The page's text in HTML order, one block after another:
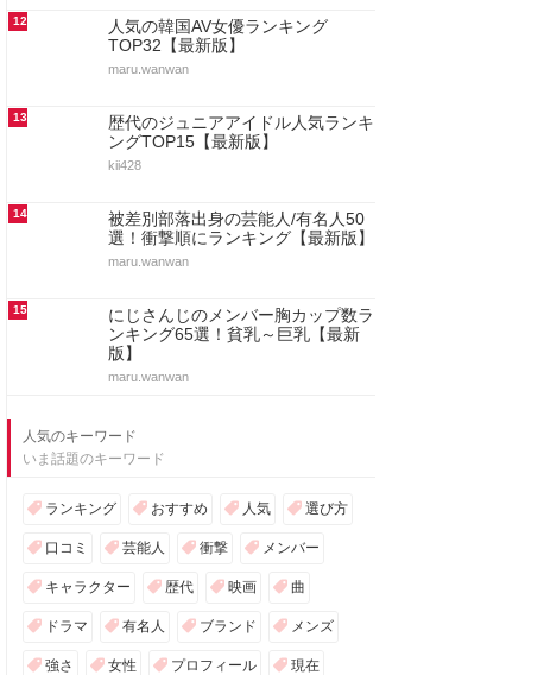
12
人気の韓国AV女優ランキング
TOP32【最新版】
maru.wanwan
13
歴代のジュニアアイドル人気ランキ
ングTOP15【最新版】
kii428
14
被差別部落出身の芸能人/有名人50
選！衝撃順にランキング【最新版】
maru.wanwan
15
にじさんじのメンバー胸カップ数ラ
ンキング65選！貧乳～巨乳【最新
版】
maru.wanwan
人気のキーワード
いま話題のキーワード
ランキング おすすめ 人気 選び方
口コミ 芸能人 衝撃 メンバー
キャラクター 歴代 映画 曲
ドラマ 有名人 ブランド メンズ
強さ 女性 プロフィール 現在